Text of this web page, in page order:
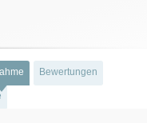
Bewertungen